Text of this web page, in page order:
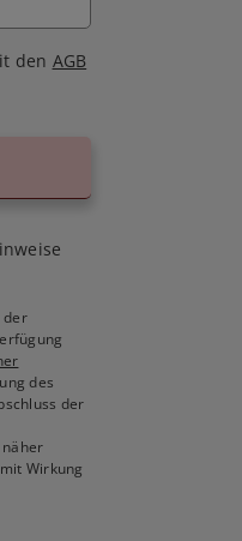
den AGB
der
des
der
näher
Wirkung